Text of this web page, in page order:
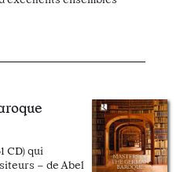
CD) qui
– de Abel